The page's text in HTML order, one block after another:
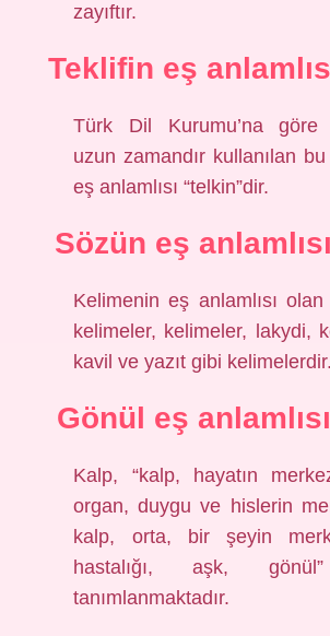
zayıftır.
Teklifin eş
Türk Dil Kurumu’na göre
uzun zamandır kullanılan
eş anlamlısı “telkin”dir.
Sözün eş
Kelimenin eş anlamlısı
kelimeler, kelimeler, lakydi,
kavil ve yazıt gibi kelimelerdir.
Gönül eş
Kalp, “kalp, hayatın
organ, duygu ve hislerin
kalp, orta, bir şeyin
hastalığı, aşk,
tanımlanmaktadır.